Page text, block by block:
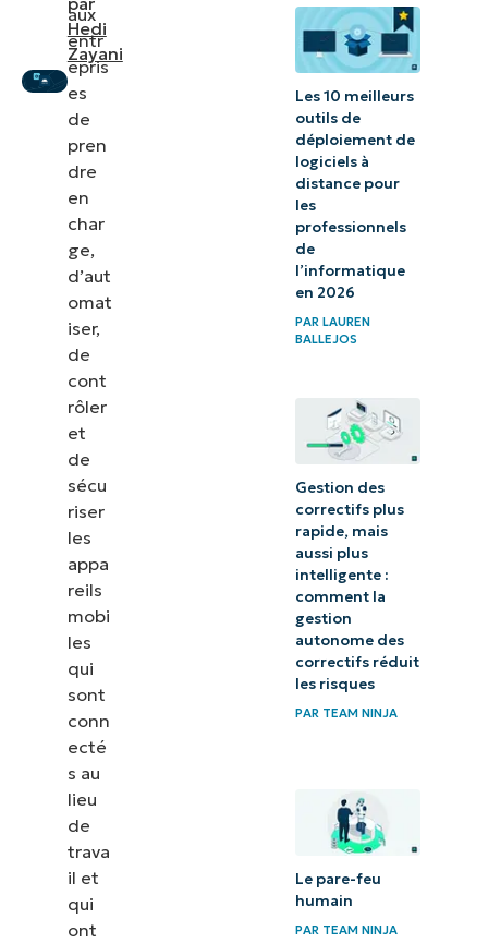
Hedi
Zayani
aux
entr
epris
es
de
pren
dre
en
char
ge,
d’aut
omat
iser,
de
cont
rôler
et
de
sécu
riser
les
appa
reils
mobi
les
qui
sont
conn
ecté
s au
lieu
de
trava
il et
qui
ont
Les 10 meilleurs
outils de
déploiement de
logiciels à
distance pour
les
professionnels
de
l’informatique
en 2026
PARLAUREN
BALLEJOS
Gestion des
correctifs plus
rapide, mais
aussi plus
intelligente :
comment la
gestion
autonome des
correctifs réduit
les risques
PARTEAM NINJA
Le pare-feu
humain
PARTEAM NINJA